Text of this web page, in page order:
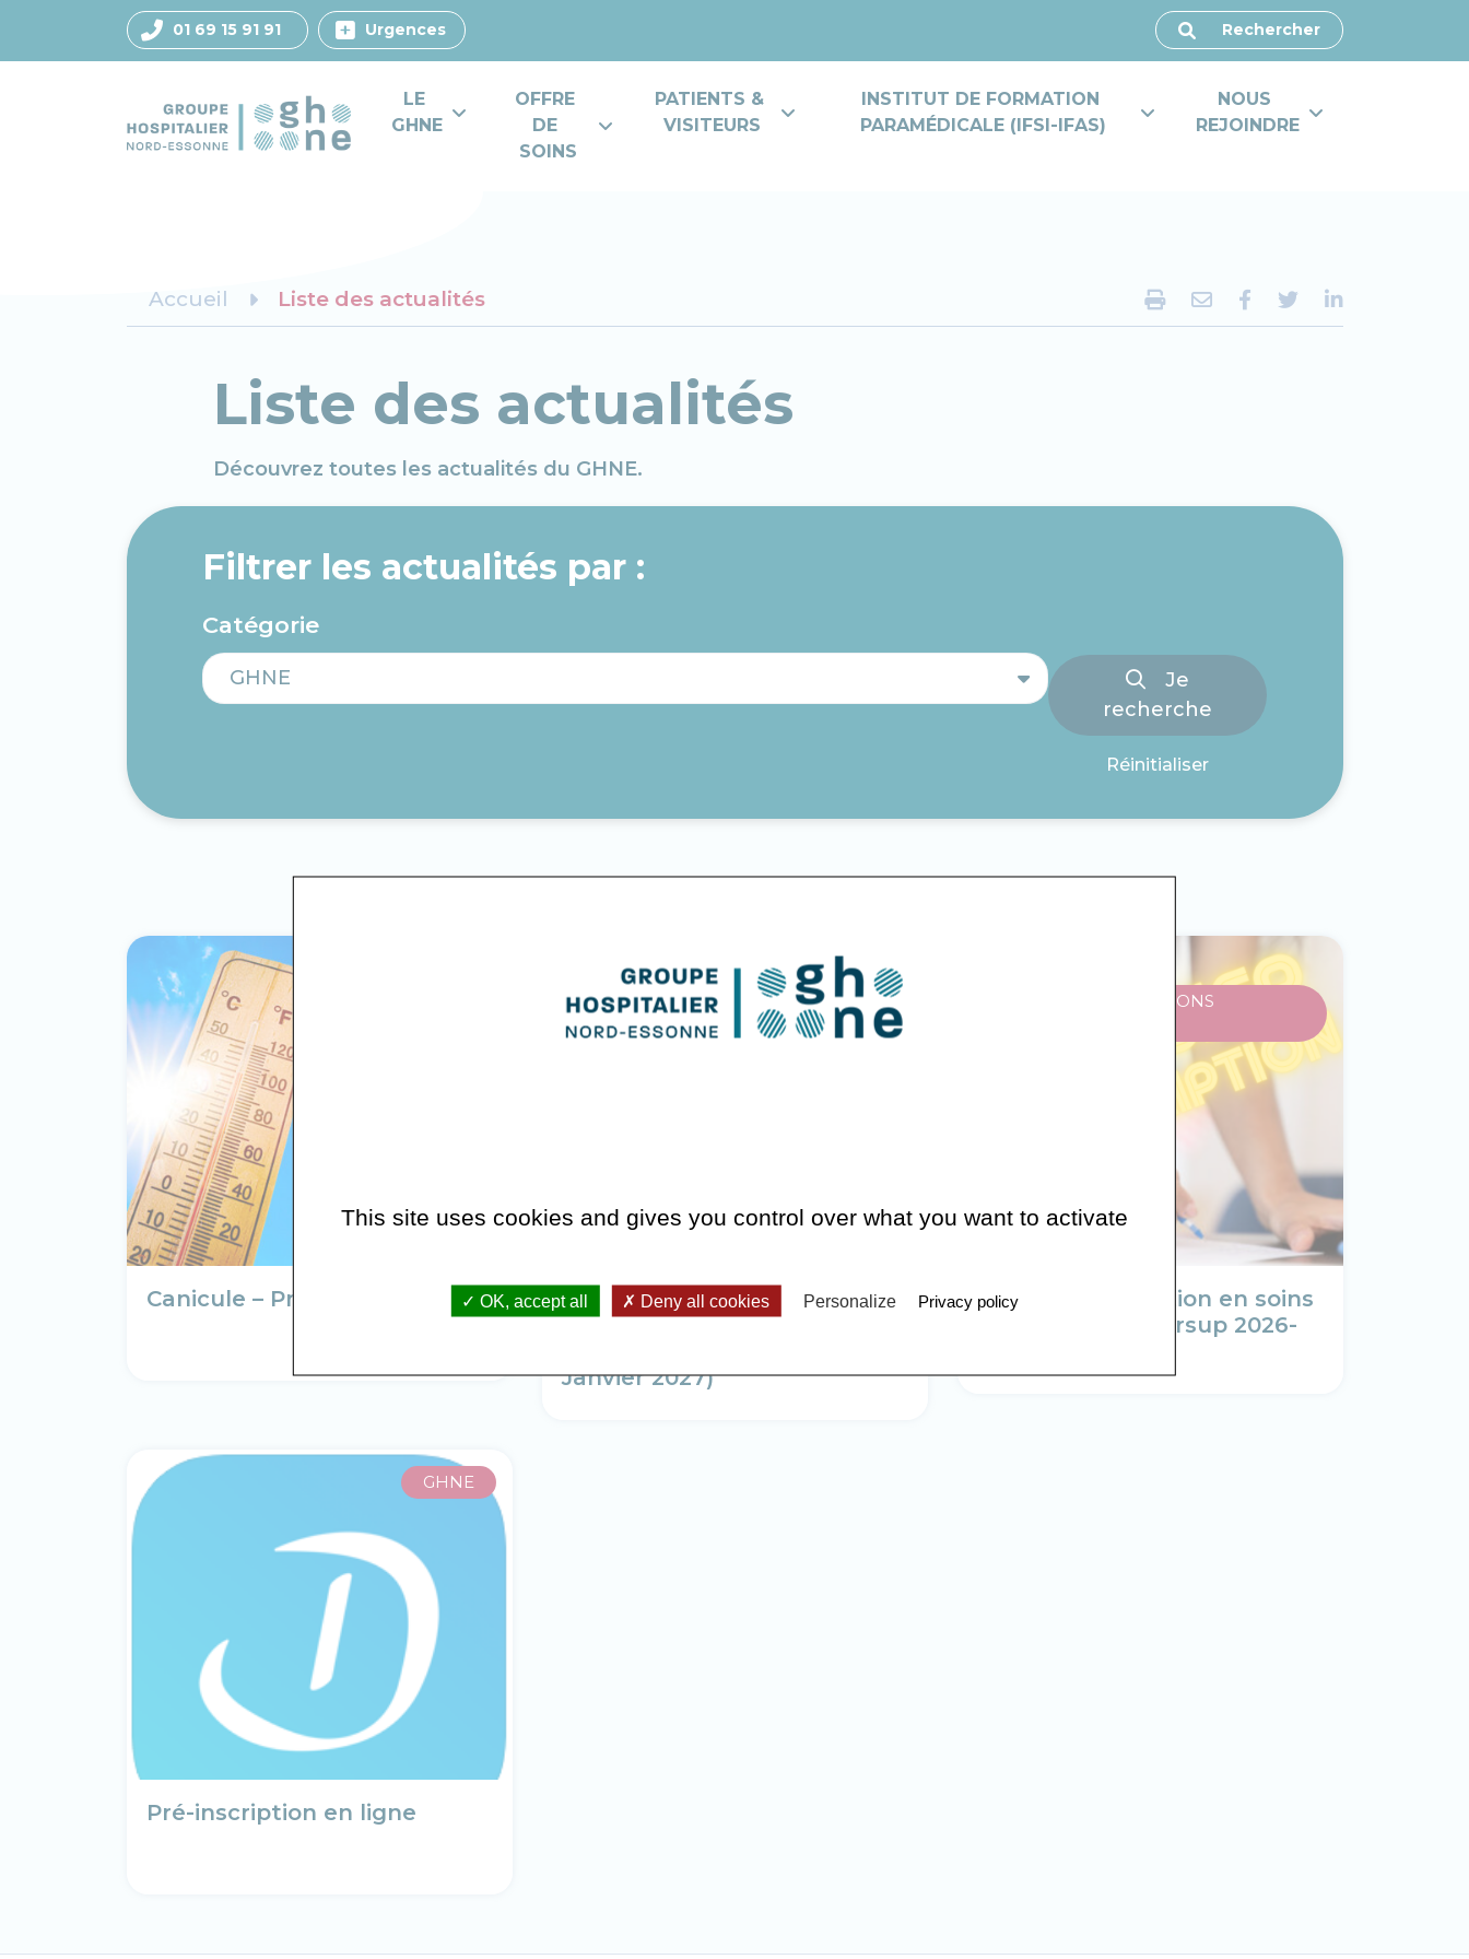
01 69 15 91 91 Urgences Rechercher
LE
GHNE
OFFRE
DE
SOINS
PATIENTS &
VISITEURS
INSTITUT DE FORMATION
PARAMÉDICALE (IFSI-IFAS)
NOUS
REJOINDRE
Accueil Liste des actualités
Liste des actualités
Découvrez toutes les actualités du GHNE.
Filtrer les actualités par :
Catégorie
GHNE
Je
recherche
Réinitialiser
Canicule – Protégez-vous
INSTITUT DE FORMATIONS
PARAMÉDICALES
Inscription aux épreuves de
sélection pour la Formation
Janvier 2027)
INSTITUT DE FORMATIONS
Dossier d’inscription en soins
infirmiers parcoursup 2026-
GHNE
Pré-inscription en ligne
This site uses cookies and gives you control over what you want to activate
OK, accept all Deny all cookies Personalize Privacy policy